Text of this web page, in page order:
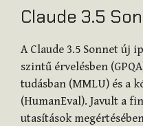
Claude 3.5
A Claude 3.5 Sonnet új
szintű érvelésben
tudásban (MMLU) és a
(HumanEval). Javult a
utasítások